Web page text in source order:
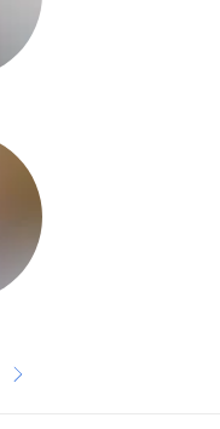
страница